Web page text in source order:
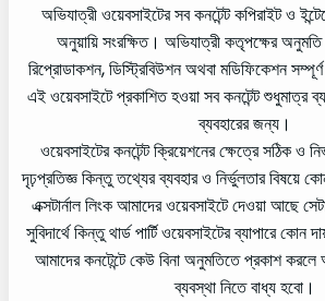
অভিযাত্রী ওয়েবসাইটের সব কনটেন্ট কপিরাইট ও
অনুয়ায়ি সংরক্ষিত। অভিযাত্রী কতৃপক্ষের
রিপ্রোডাকশন, ডিস্ট্রিবিউশন অথবা মডিফিকেশন
এই ওয়েবসাইটে প্রকাশিত হওয়া সব কনটেন্ট শুধুমাত্র
ব্যবহারের জন্য।
ওয়েবসাইটের কনটেন্ট ক্রিয়েশনের ক্ষেত্রে সঠিক ও
দৃঢ়প্রতিজ্ঞ কিন্তু তথ্যের ব্যবহার ও নির্ভুলতার বিষয়ে কোন
এক্সটার্নাল লিংক আমাদের ওয়েবসাইটে দেওয়া আছে
সুবিদার্থে কিন্তু থার্ড পার্টি ওয়েবসাইটের ব্যাপারে কোন
আমাদের কনটেন্টে কেউ বিনা অনুমতিতে প্রকাশ
ব্যবস্থা নিতে বাধ্য হবো।